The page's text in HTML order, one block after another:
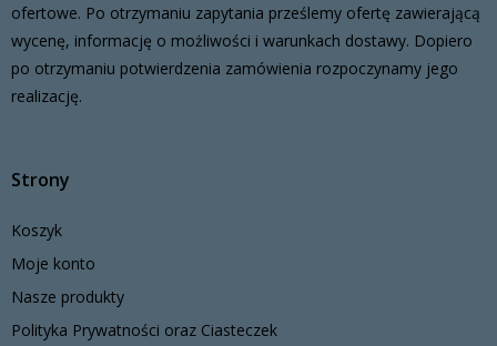
ofertowe. Po otrzymaniu zapytania prześlemy ofertę zawierającą
wycenę, informację o możliwości i warunkach dostawy. Dopiero
po otrzymaniu potwierdzenia zamówienia rozpoczynamy jego
realizację.
Strony
Koszyk
Moje konto
Nasze produkty
Polityka Prywatności oraz Ciasteczek